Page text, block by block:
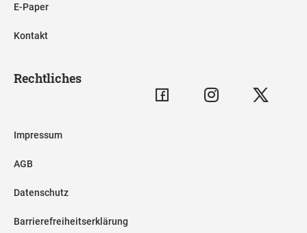
E-Paper
Kontakt
Rechtliches
Impressum
AGB
Datenschutz
Barrierefreiheitserklärung